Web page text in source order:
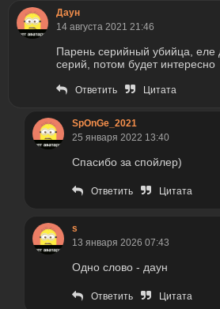
Даун
14 августа 2021 21:46
Парень серийный убийца, еле
серий, потом будет интересно
Ответить Цитата
SpOnGe_2021
25 января 2022 13:40
Спасибо за спойлер)
Ответить Цитата
s
13 января 2026 07:43
Одно слово - даун
Ответить Цитата